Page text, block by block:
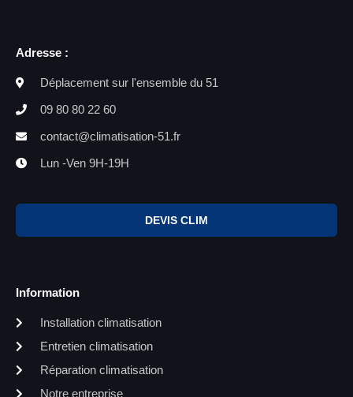
Adresse :
Déplacement sur l'ensemble du 51
09 80 80 22 60
contact@climatisation-51.fr
Lun -Ven 9H-19H
DEVIS CLIM
Information
Installation climatisation
Entretien climatisation
Réparation climatisation
Notre entreprise